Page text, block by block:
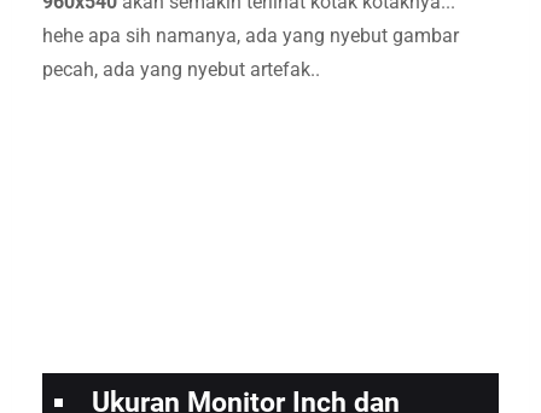
hehe apa sih namanya, ada yang nyebut gambar
pecah, ada yang nyebut artefak..
Ukuran Monitor Inch dan